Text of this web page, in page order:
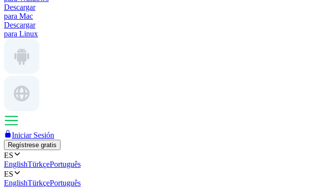
Descargar
para Mac
Descargar
para Linux
Iniciar Sesión
Regístrese gratis
ES
EnglishTürkçePortuguês
ES
EnglishTürkçePortuguês